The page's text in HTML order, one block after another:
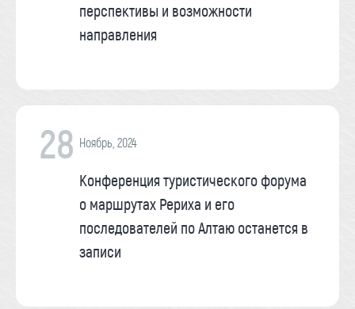
перспективы и возможности
направления
28 Ноябрь, 2024
Конференция туристического форума
о маршрутах Рериха и его
последователей по Алтаю останется в
записи